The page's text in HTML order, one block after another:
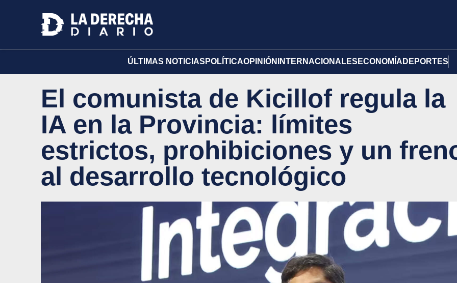
ÚLTIMAS NOTICIAS POLÍTICAOPINIÓN INTERNACIONALES ECONOMÍA DEPORTES
El comunista de Kicillof regula la
IA en la Provincia: límites
estrictos, prohibiciones y un
al desarrollo tecnológico